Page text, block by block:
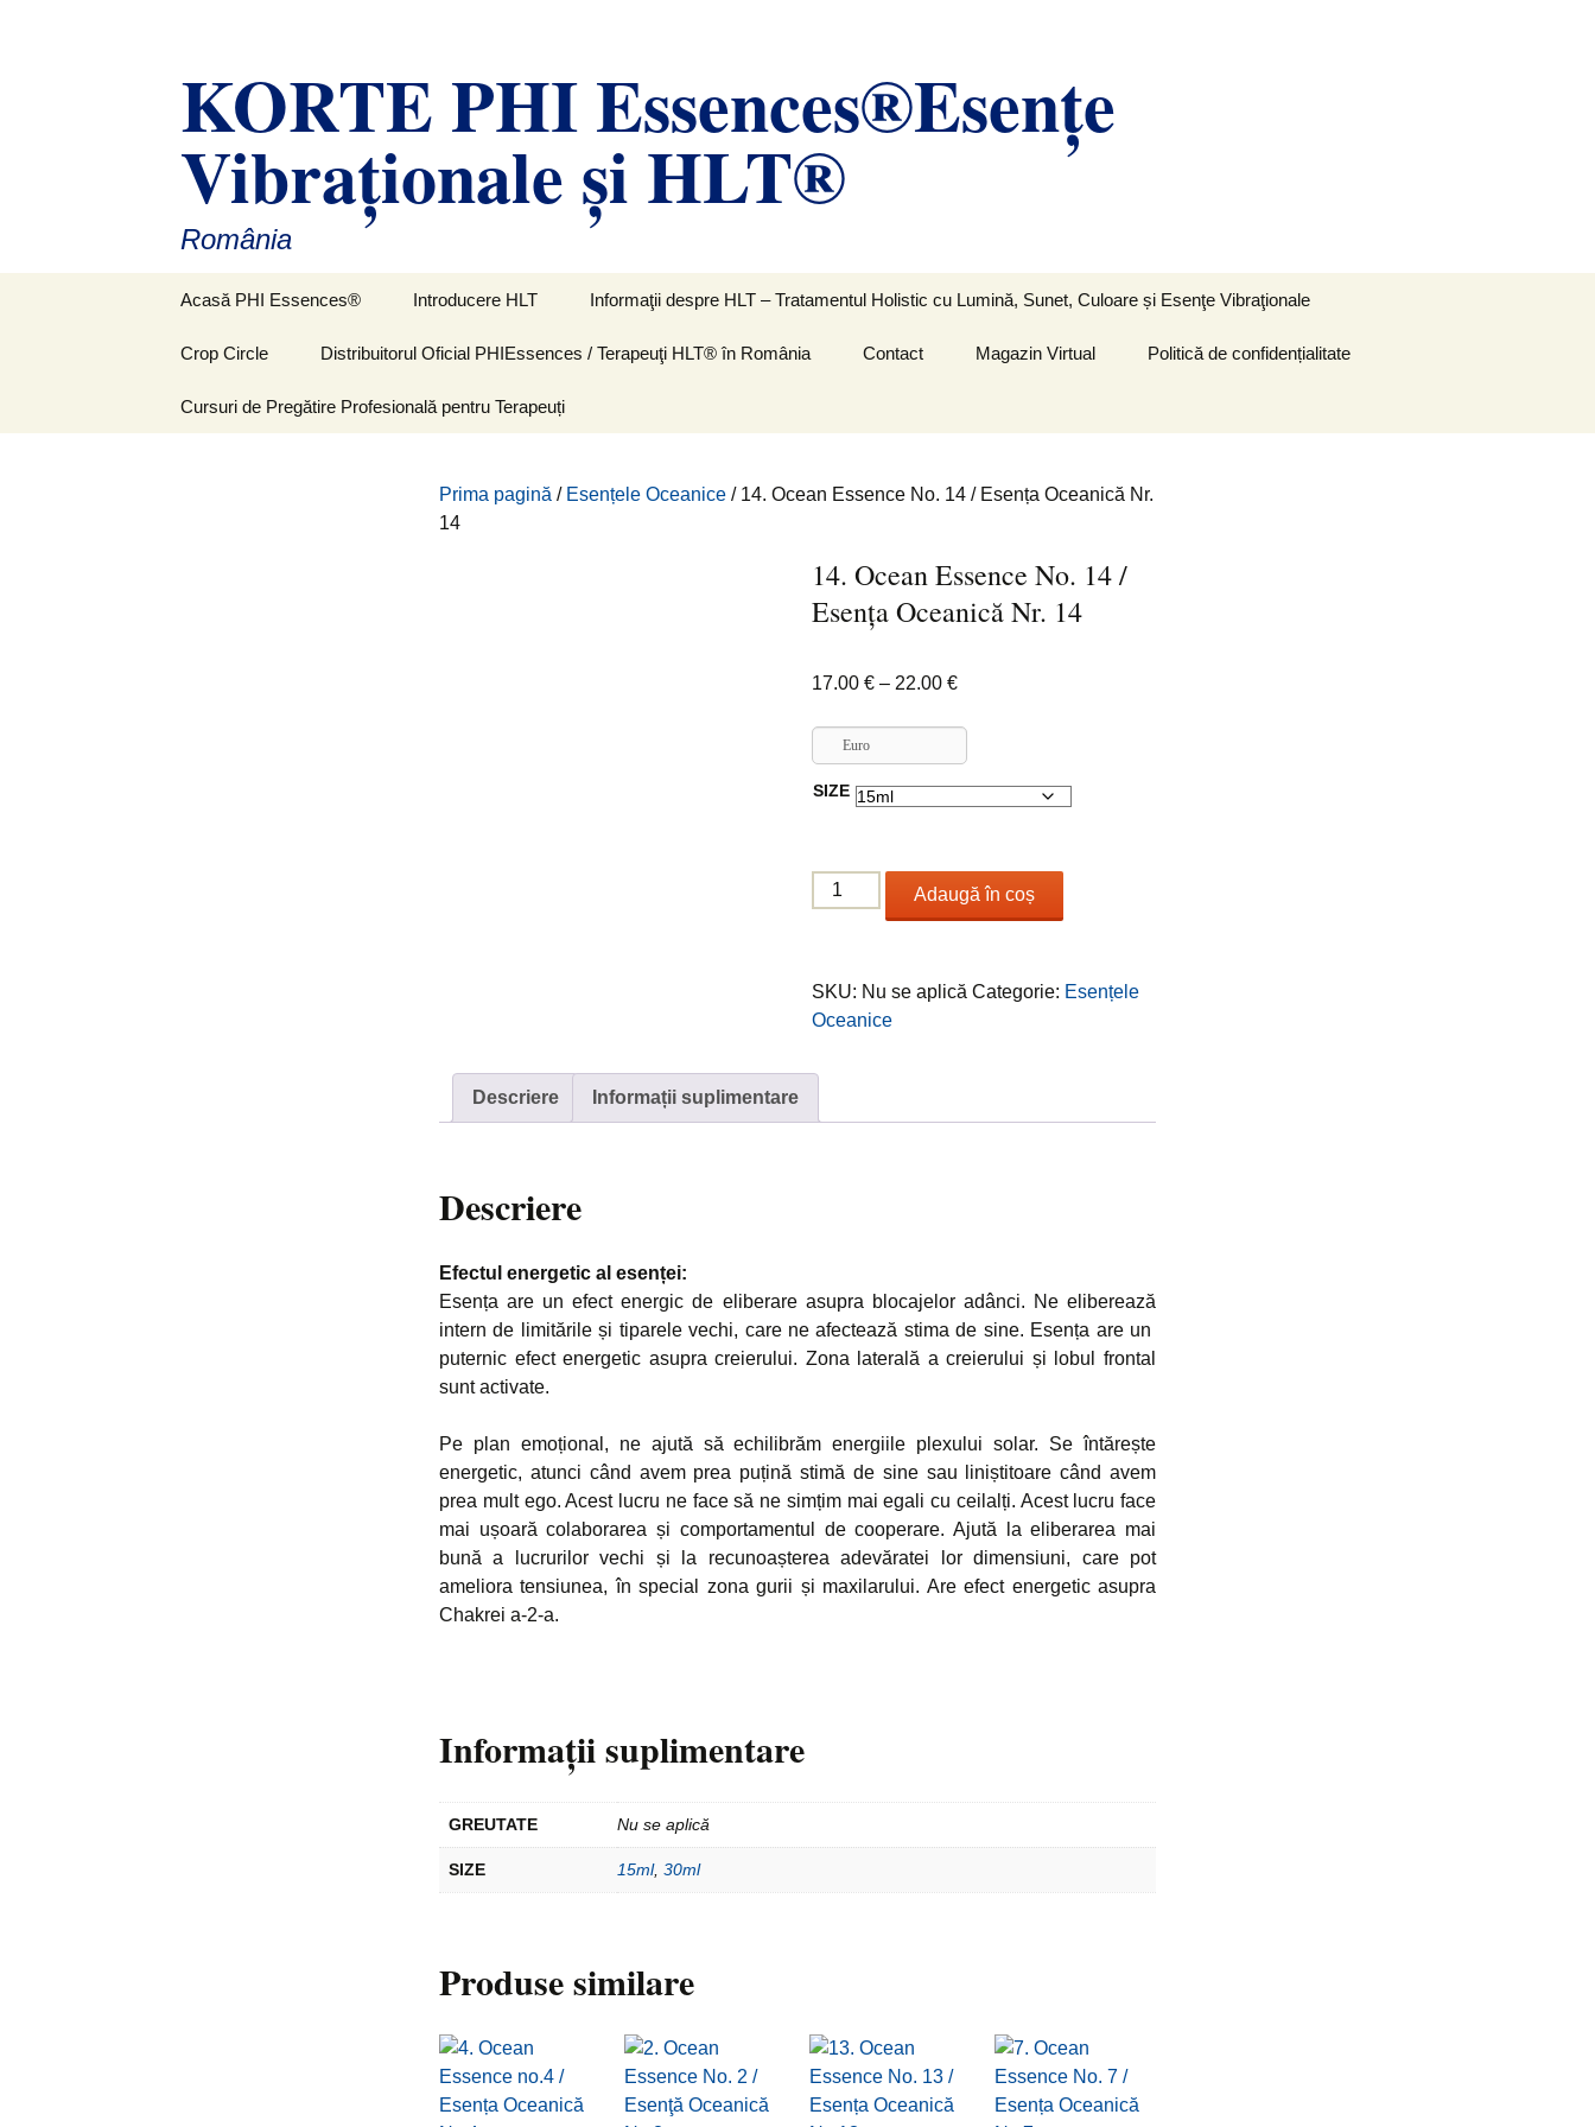
KORTE PHI Essences®Esenţe
Vibraţionale și HLT®
România
Acasă PHI Essences® Introducere HLT Informaţii despre HLT – Tratamentul Holistic cu Lumină, Sunet, Culoare și Esenţe Vibraţionale
Crop Circle Distribuitorul Oficial PHIEssences / Terapeuţi HLT® în România Contact Magazin Virtual Politică de confidențialitate
Cursuri de Pregătire Profesională pentru Terapeuți
Prima pagină / Esențele Oceanice / 14. Ocean Essence No. 14 / Esența Oceanică Nr.
14
14. Ocean Essence No. 14 /
Esența Oceanică Nr. 14
17.00€ – 22.00€Interval
17.00 €
Euro
SIZE
Cantitate
14.
No.
14
Esența
Adaugă în coș
SKU: Nu se aplică Categorie: Esențele
Oceanice
Descriere Informații suplimentare
Descriere
Efectul energetic al esenței:
Esența are un efect energic de eliberare asupra blocajelor adânci. Ne eliberează
intern de limitările și tiparele vechi, care ne afectează stima de sine. Esența are un
puternic efect energetic asupra creierului. Zona laterală a creierului și lobul frontal
sunt activate.
Pe plan emoțional, ne ajută să echilibrăm energiile plexului solar. Se întărește
energetic, atunci când avem prea puțină stimă de sine sau liniștitoare când avem
prea mult ego. Acest lucru ne face să ne simțim mai egali cu ceilalți. Acest lucru face
mai ușoară colaborarea și comportamentul de cooperare. Ajută la eliberarea mai
bună a lucrurilor vechi și la recunoașterea adevăratei lor dimensiuni, care pot
ameliora tensiunea, în special zona gurii și maxilarului. Are efect energetic asupra
Chakrei a-2-a.
Informații suplimentare
GREUTATE Nu se aplică
SIZE 15ml, 30ml
Produse similare